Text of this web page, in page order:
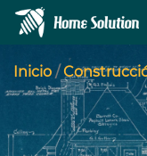
Inicio /